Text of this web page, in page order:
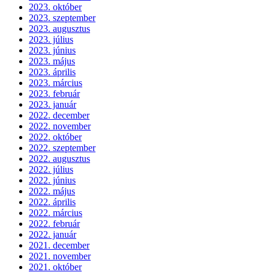
2023. október
2023. szeptember
2023. augusztus
2023. július
2023. június
2023. május
2023. április
2023. március
2023. február
2023. január
2022. december
2022. november
2022. október
2022. szeptember
2022. augusztus
2022. július
2022. június
2022. május
2022. április
2022. március
2022. február
2022. január
2021. december
2021. november
2021. október